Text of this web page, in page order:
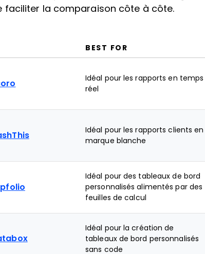
faciliter la comparaison côte à côte.
BEST FOR
Idéal pour les rapports en temps
réel​
Idéal pour les rapports clients en
marque blanche
Idéal pour des tableaux de bord
personnalisés alimentés par des
feuilles de calcul
Idéal pour la création de
tableaux de bord personnalisés
sans code